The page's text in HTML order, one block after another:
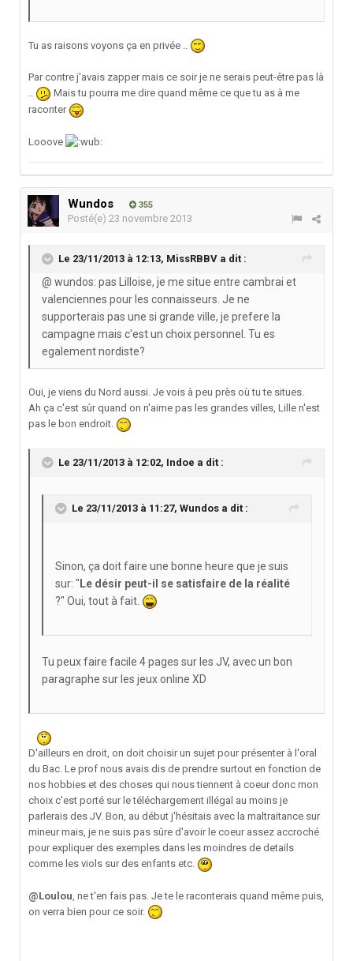
Tu as raisons voyons ça en privée ..
Par contre j'avais zapper mais ce soir je ne serais peut-être pas là
..
Mais tu pourra me dire quand même ce que tu as à me
raconter
Looove
Wundos 355
Posté(e) 23 novembre 2013
Le 23/11/2013 à 12:13, MissRBBV a dit :
@ wundos: pas Lilloise, je me situe entre cambrai et
valenciennes pour les connaisseurs. Je ne
supporterais pas une si grande ville, je prefere la
campagne mais c'est un choix personnel. Tu es
egalement nordiste?
Oui, je viens du Nord aussi. Je vois à peu près où tu te situes.
Ah ça c'est sûr quand on n'aime pas les grandes villes, Lille n'est
pas le bon endroit.
Le 23/11/2013 à 12:02, Indoe a dit :
Le 23/11/2013 à 11:27, Wundos a dit :
Sinon, ça doit faire une bonne heure que je suis
sur: " Le désir peut-il se satisfaire de la réalité
?" Oui, tout à fait.
Tu peux faire facile 4 pages sur les JV, avec un bon
paragraphe sur les jeux online XD
D'ailleurs en droit, on doit choisir un sujet pour présenter à l'oral
du Bac. Le prof nous avais dis de prendre surtout en fonction de
nos hobbies et des choses qui nous tiennent à coeur donc mon
choix c'est porté sur le téléchargement illégal au moins je
parlerais des JV. Bon, au début j'hésitais avec la maltraitance sur
mineur mais, je ne suis pas sûre d'avoir le coeur assez accroché
pour expliquer des exemples dans les moindres de details
comme les viols sur des enfants etc.
@Loulou , ne t'en fais pas. Je te le raconterais quand même puis,
on verra bien pour ce soir.